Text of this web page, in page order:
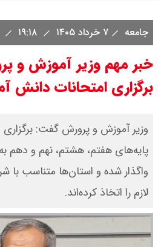
جامعه ۷ خرداد ۱۴۰۵
خبر مهم وزیر آموزش و
برگزاری امتحانات دانش
وزیر آموزش و پرورش گفت:
پایه‌های هفتم، هشتم، نهم و دهم
واگذار شده و استان‌ها متناسب با
لازم را اتخاذ کرده‌اند.